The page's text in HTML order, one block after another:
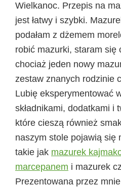
Wielkanoc. Przepis na
jest łatwy i szybki.
podałam z dżemem
robić mazurki, staram się
chociaż jeden nowy
zestaw znanych rodzinie
Lubię eksperymentować
składnikami, dodatkami i
które cieszą również
naszym stole pojawią się
takie jak mazurek
marcepanem i mazurek
Prezentowana przez